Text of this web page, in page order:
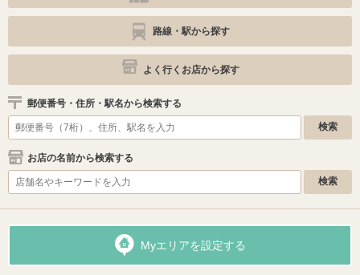
路線・駅から探す
よく行くお店から探す
郵便番号・住所・駅名から検索する
お店の名前から検索する
Myエリアを設定する